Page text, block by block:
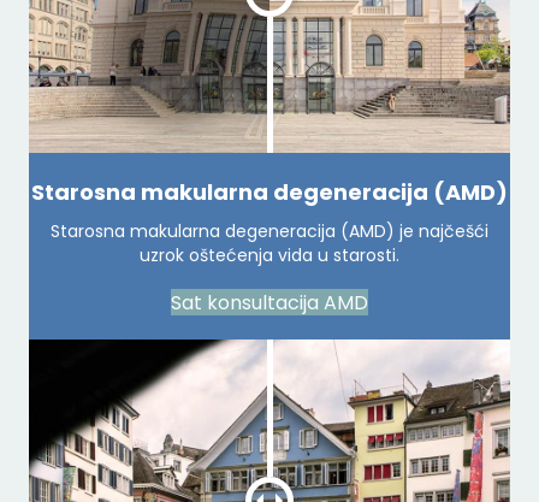
Starosna makularna degeneracija (AMD)
Starosna makularna degeneracija (AMD) je najčešći
uzrok oštećenja vida u starosti.
Sat konsultacija AMD